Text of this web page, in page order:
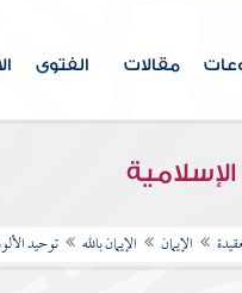
مقالات الفتوى
الإيمان الإيمان بالله توحيد